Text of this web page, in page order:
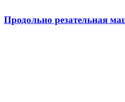
Продольно резательная